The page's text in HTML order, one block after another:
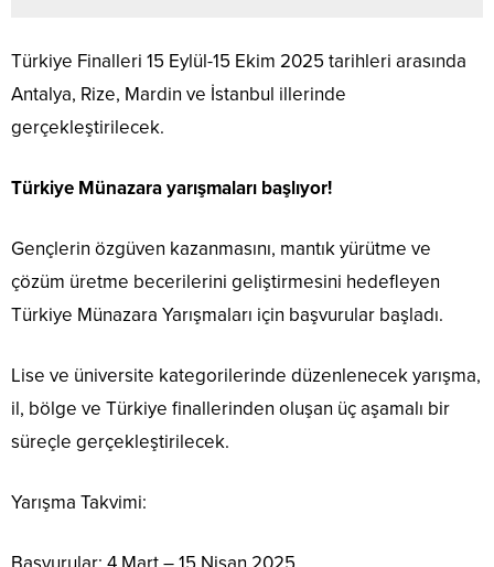
Türkiye Finalleri 15 Eylül-15 Ekim 2025 tarihleri arasında
Antalya, Rize, Mardin ve İstanbul illerinde
gerçekleştirilecek.
Türkiye Münazara yarışmaları başlıyor!
Gençlerin özgüven kazanmasını, mantık yürütme ve
çözüm üretme becerilerini geliştirmesini hedefleyen
Türkiye Münazara Yarışmaları için başvurular başladı.
Lise ve üniversite kategorilerinde düzenlenecek yarışma,
il, bölge ve Türkiye finallerinden oluşan üç aşamalı bir
süreçle gerçekleştirilecek.
Yarışma Takvimi: